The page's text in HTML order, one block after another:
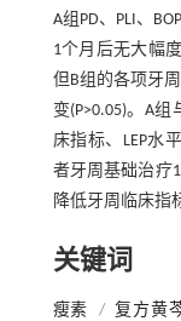
A组PD、PLI、
1个月后无大幅
但B组的各项牙
变(P>0.05)。A
床指标、LEP水
者牙周基础治疗
降低牙周临床指
关键词
瘦素 / 复方黄